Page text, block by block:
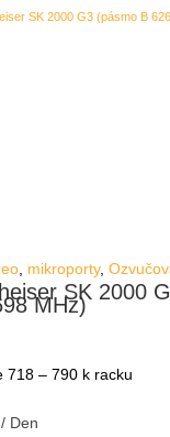
mikroporty,
SK 2000
MHz)
718 – 790 k racku
/ Den